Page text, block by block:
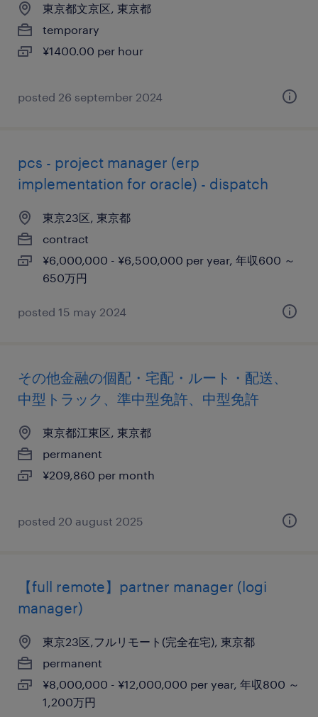
東京都文京区, 東京都
temporary
¥1400.00 per hour
posted 26 september 2024
pcs - project manager (erp
implementation for oracle) - dispatch
東京23区, 東京都
contract
¥6,000,000 - ¥6,500,000 per year, 年収600 ～
650万円
posted 15 may 2024
その他金融の個配・宅配・ルート・配送、
中型トラック、準中型免許、中型免許
東京都江東区, 東京都
permanent
¥209,860 per month
posted 20 august 2025
【full remote】partner manager (logi
manager)
東京23区,フルリモート(完全在宅), 東京都
permanent
¥8,000,000 - ¥12,000,000 per year, 年収800 ～
1,200万円